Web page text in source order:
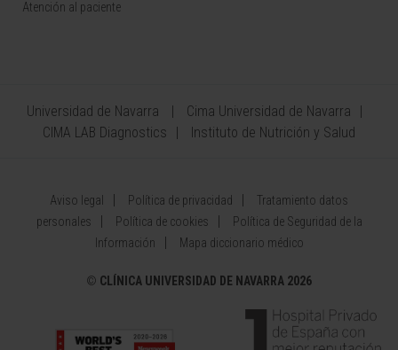
Atención al paciente
Universidad de Navarra
Cima Universidad de Navarra
CIMA LAB Diagnostics
Instituto de Nutrición y Salud
Aviso legal Política de privacidad
Tratamiento datos
personales
Política de cookies
Política de Seguridad de la
Información
Mapa diccionario médico
© CLÍNICA UNIVERSIDAD DE NAVARRA 2026